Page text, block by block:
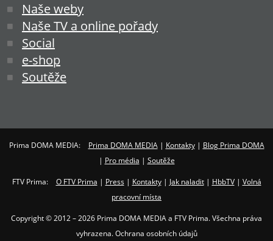
Naše weby
Naše TV a online pořady
Social
e-shop
Soutěže
Prima DOMA MEDIA: Prima DOMA MEDIA| Kontakty| Blog Prima DOMA
| Pro média | Soutěže
FTV Prima: O FTV Prima | Press| Kontakty| Jak naladit| HbbTV| Volná
pracovní místa
Copyright © 2012 – 2026 Prima DOMA MEDIA a FTV Prima. Všechna práva
vyhrazena. Ochrana osobních údajů